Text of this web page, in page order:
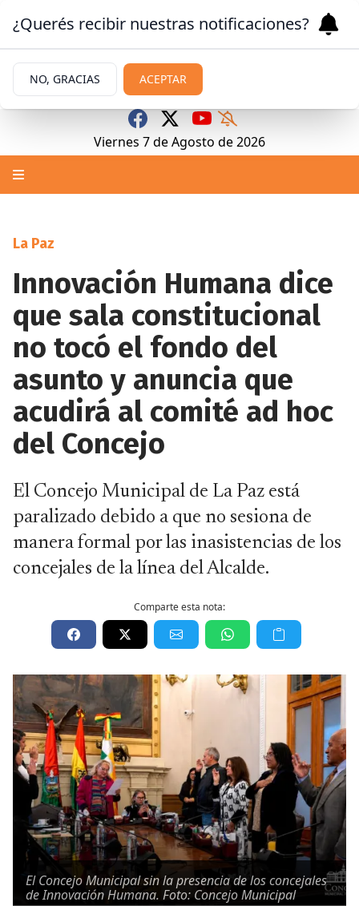
Viernes 7deAgosto de 2026
La Paz
Innovación Humana dice
que sala constitucional
no tocó el fondo del
asunto y anuncia que
acudirá al comité ad hoc
del Concejo
El Concejo Municipal de La Paz está
paralizado debido a que no sesiona de
manera formal por las inasistencias de los
concejales de la línea del Alcalde.
Comparte esta nota:
El Concejo Municipal sin la presencia de los concejales
de Innovación Humana. Foto: Concejo Municipal
¿Querés recibir nuestras notificaciones?
NO, GRACIAS ACEPTAR